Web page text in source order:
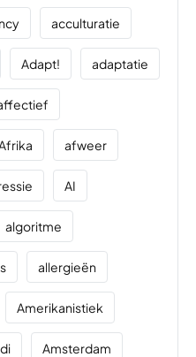
acculturatie
Adapt! adaptatie
afweer
AI
algoritme
allergieën
Amerikanistiek
Amsterdam